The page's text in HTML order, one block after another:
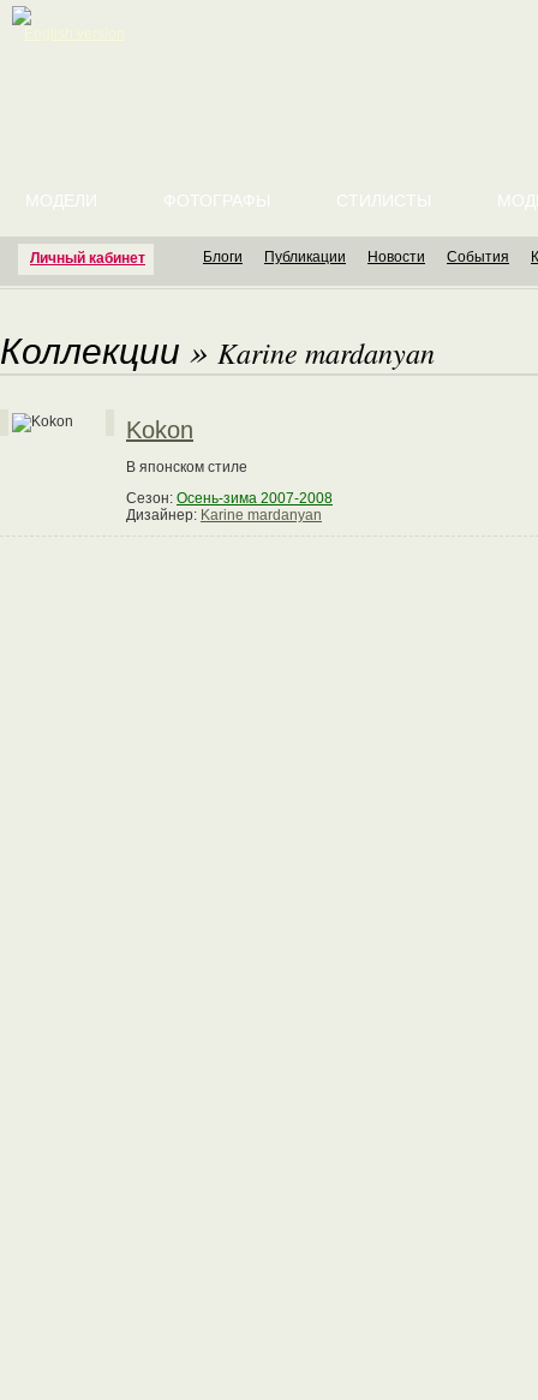
Личный кабинет
МОДЕЛИ ФОТОГРАФЫ СТИЛИСТЫ
Блоги Публикации Новости События
Коллекции » Karine mardanyan
Kokon
В японском стиле
Сезон: Осень-зима 2007-2008
Дизайнер: Karine mardanyan